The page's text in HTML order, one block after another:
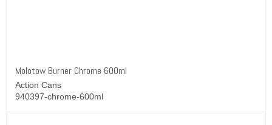
Molotow Burner Chrome 600ml
Action Cans
940397-chrome-600ml